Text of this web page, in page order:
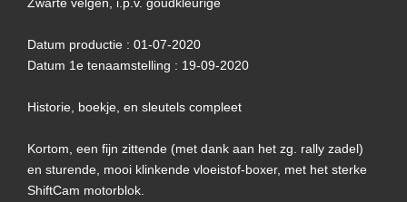
Datum productie : 01-07-2020
Datum 1e tenaamstelling : 19-09-2020
Historie, boekje, en sleutels compleet
Kortom, een fijn zittende (met dank aan het zg. rally zadel)
en sturende, mooi klinkende vloeistof-boxer, met het sterke
ShiftCam motorblok.